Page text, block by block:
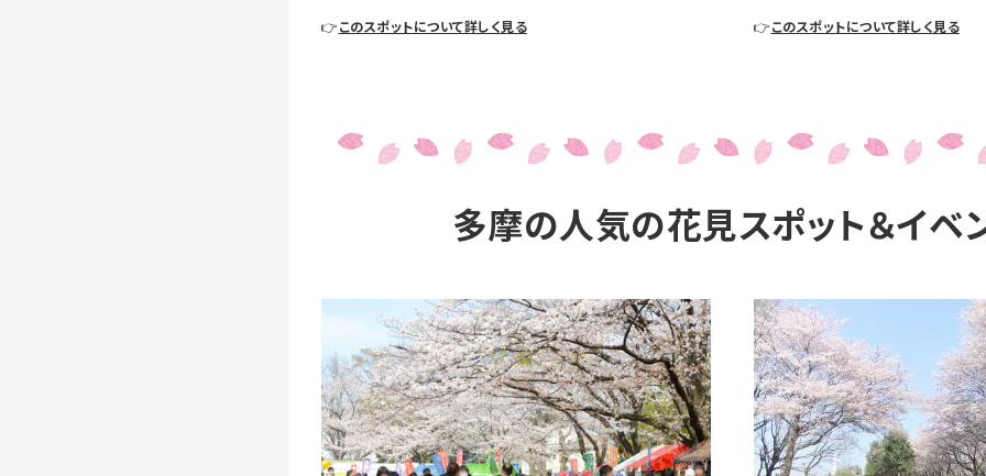
👉このスポットについて詳しく見る
👉このスポットについて詳しく見る
多摩の人気の花見スポット＆イベ